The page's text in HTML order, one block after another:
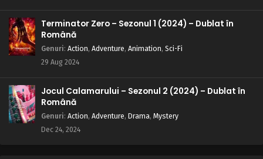
Eps 123 - Rock Lee își face apariția - 28 August, 2025
Naruto – Sezonul 1 Episodul 122 – Fals:
Întoarcerea lui Shikamaru
Naruto – Sezonul 1 Episodul 121 – Fiecare cu
lupta proprie
Eps 121 - Fiecare cu lupta proprie - 28 August, 2025
Terminator Zero – Sezonul 1 (2024) – Dublat în
Română
Genuri: Action, Adventure, Animation, Sci-Fi
29 Aug 2024
Jocul Calamarului – Sezonul 2 (2024) – Dublat în
Română
Genuri: Action, Adventure, Drama, Mystery
Dec 24, 2024